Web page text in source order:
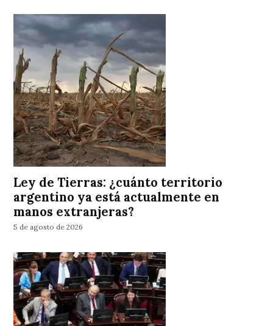
Ley de Tierras: ¿cuánto territorio
argentino ya está actualmente en
manos extranjeras?
5 de agosto de 2026